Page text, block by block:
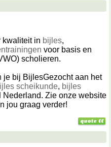
kwaliteit in bijles,
voor basis en
scholieren.
je bij BijlesGezocht aan het
scheikunde, bijles
Nederland. Zie onze website
jou graag verder!